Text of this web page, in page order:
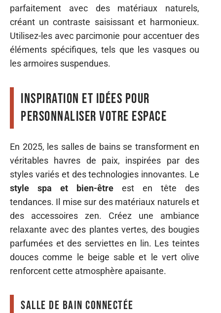
parfaitement avec des matériaux naturels,
créant un contraste saisissant et harmonieux.
Utilisez-les avec parcimonie pour accentuer des
éléments spécifiques, tels que les vasques ou
les armoires suspendues.
Inspiration et idées pour
personnaliser votre espace
En 2025, les salles de bains se transforment en
véritables havres de paix, inspirées par des
styles variés et des technologies innovantes. Le
style spa et bien-être est en tête des
tendances. Il mise sur des matériaux naturels et
des accessoires zen. Créez une ambiance
relaxante avec des plantes vertes, des bougies
parfumées et des serviettes en lin. Les teintes
douces comme le beige sable et le vert olive
renforcent cette atmosphère apaisante.
Salle de bain connectée